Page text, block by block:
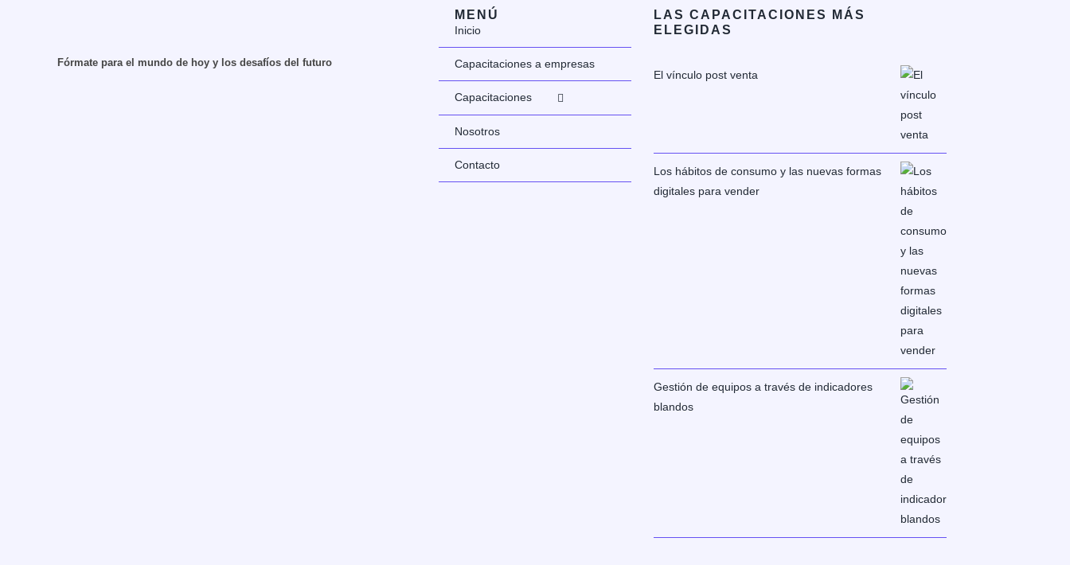
Fórmate para el mundo de hoy y los desafíos del futuro
MENÚ
Inicio
Capacitaciones a empresas
Capacitaciones
Nosotros
Contacto
LAS CAPACITACIONES MÁS
ELEGIDAS
El vínculo post venta
Los hábitos de consumo y las nuevas formas
digitales para vender
Gestión de equipos a través de indicadores
blandos